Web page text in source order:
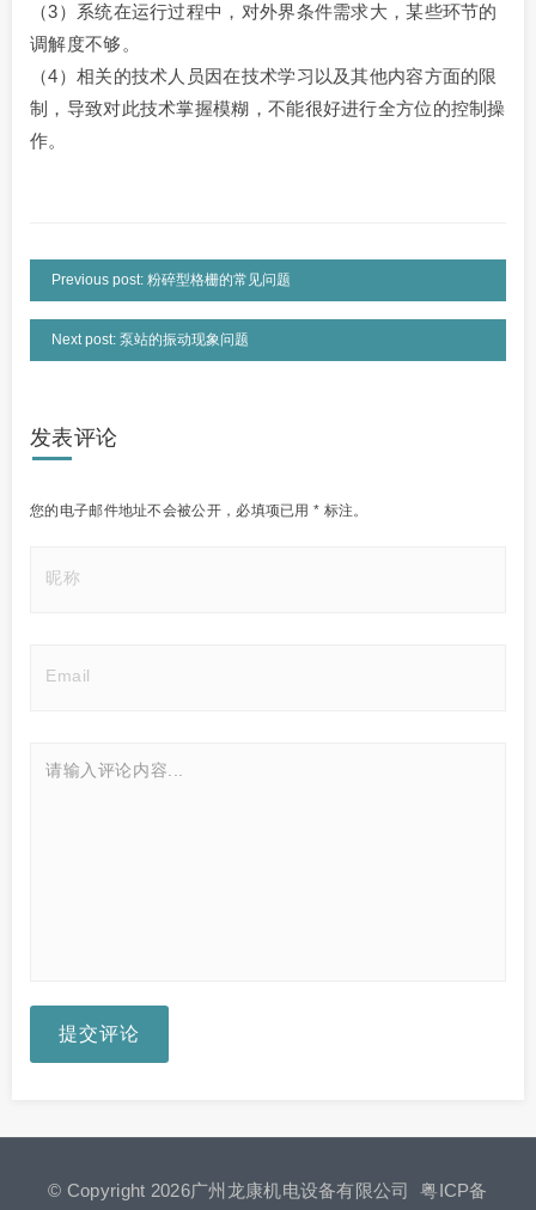
（3）系统在运行过程中，对外界条件需求大，某些环节的
调解度不够。
（4）相关的技术人员因在技术学习以及其他内容方面的限
制，导致对此技术掌握模糊，不能很好进行全方位的控制操
作。
Previous post: 粉碎型格栅的常见问题
Next post: 泵站的振动现象问题
发表评论
您的电子邮件地址不会被公开， 必填项已用* 标注。
提交评论
© Copyright 2026广州龙康机电设备有限公司粤ICP备